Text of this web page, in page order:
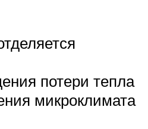
потери тепла
микроклимата